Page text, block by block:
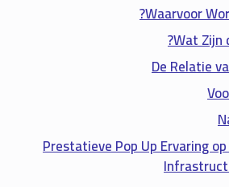
Waarvoor
Wat Zijn
De Relatie
Prestatieve Pop Up Ervaring